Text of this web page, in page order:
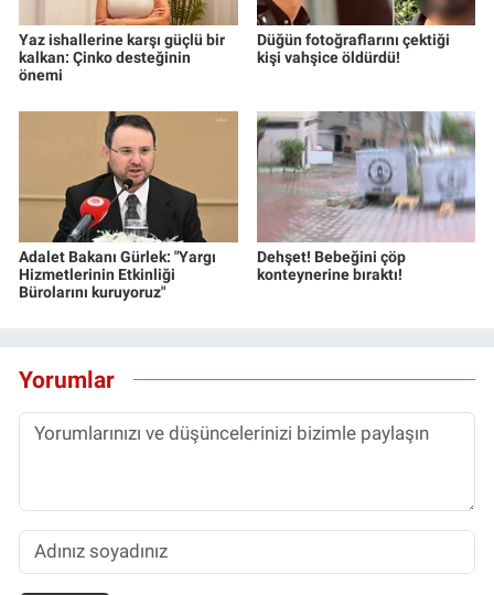
Yaz ishallerine karşı güçlü bir
kalkan: Çinko desteğinin
önemi
Düğün fotoğraflarını çektiği
kişi vahşice öldürdü!
Adalet Bakanı Gürlek: "Yargı
Hizmetlerinin Etkinliği
Bürolarını kuruyoruz"
Dehşet! Bebeğini çöp
konteynerine bıraktı!
Yorumlar